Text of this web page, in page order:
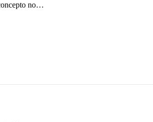
no…